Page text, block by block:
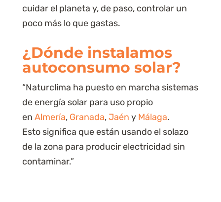
cuidar el planeta y, de paso, controlar un
poco más lo que gastas.
¿Dónde instalamos
autoconsumo solar?
“Naturclima ha puesto en marcha sistemas
de energía solar para uso propio
en Almería, Granada,Jaén y Málaga.
Esto significa que están usando el solazo
de la zona para producir electricidad sin
contaminar.”